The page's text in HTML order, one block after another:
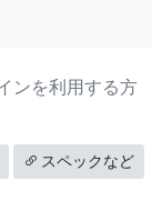
ンを利用する方
スペックなど